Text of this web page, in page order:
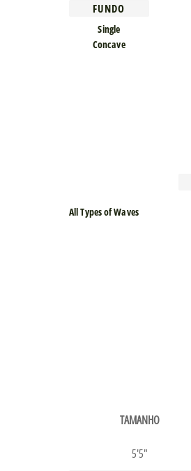
FUNDO
Single
Concave
All Types of Waves
TAMANHO
5'5"